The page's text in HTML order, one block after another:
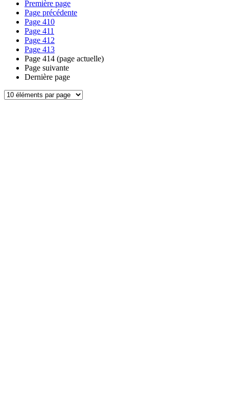
Première page
Page précédente
Page 410
Page 411
Page 412
Page 413
Page 414 (page actuelle)
Page suivante
Dernière page